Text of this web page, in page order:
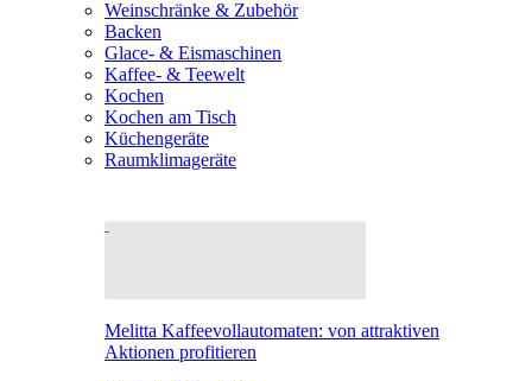
Weinschränke & Zubehör
Backen
Glace- & Eismaschinen
Kaffee- & Teewelt
Kochen
Kochen am Tisch
Küchengeräte
Raumklimageräte
Melitta Kaffeevollautomaten: von attraktiven
Aktionen profitieren